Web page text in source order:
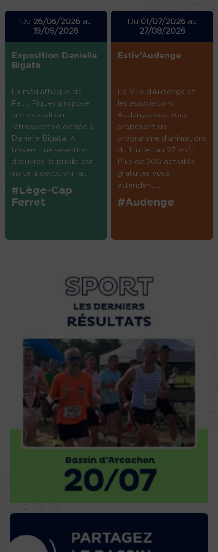
Du 26/06/2026 au
19/09/2026
Exposition Danielle
Bigata
La médiathèque de
Petit Piquey propose
une exposition
rétrospective dédiée à
Danielle Bigata. A
travers une sélection
d’œuvres, le public est
invité à découvrir la...
#Lège-Cap
Ferret
Du 01/07/2026 au
27/08/2026
Estiv’Audenge
La Ville d’Audenge et
les associations
Audengeoises vous
proposent un
programme d’animations
du 1 juillet au 27 août.
Plus de 200 activités
gratuites vous
attendent....
#Audenge